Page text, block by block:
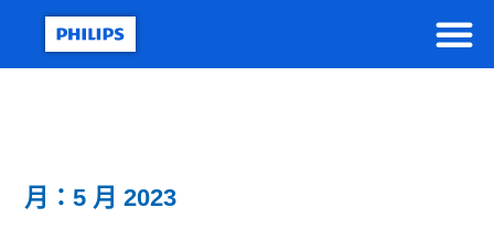
月：5 月 2023